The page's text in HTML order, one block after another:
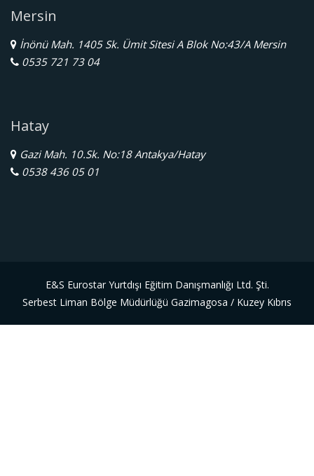
Mersin
İnönü Mah. 1405 Sk. Ümit Sitesi A Blok No:43/A Mersin
0535 721 73 04
Hatay
Gazi Mah. 10.Sk. No:18 Antakya/Hatay
0538 436 05 01
E&S Eurostar Yurtdışı Eğitim Danışmanlığı Ltd. Şti.
Serbest Liman Bölge Müdürlüğü Gazimagosa / Kuzey Kıbrıs